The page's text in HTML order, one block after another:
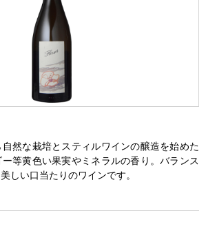
然な栽培とスティルワインの醸造を始めた
等黄色い果実やミネラルの香り。バランス
しい口当たりのワインです。